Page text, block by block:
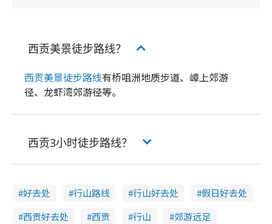
西贡美景徒步路线？
西贡美景徒步路线有桥咀洲地质步道、嶂上郊游
径、龙虾湾郊游径等。
西贡3小时徒步路线？
好去处 行山路线 行山好去处
假日好去处
西贡好去处
西贡 行山 郊游远足